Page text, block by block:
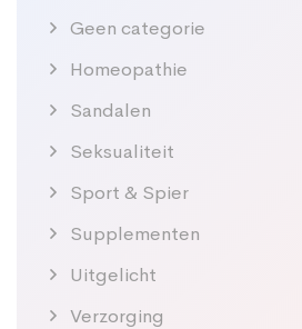
Geen categorie
Homeopathie
Sandalen
Seksualiteit
Sport & Spier
Supplementen
Uitgelicht
Verzorging